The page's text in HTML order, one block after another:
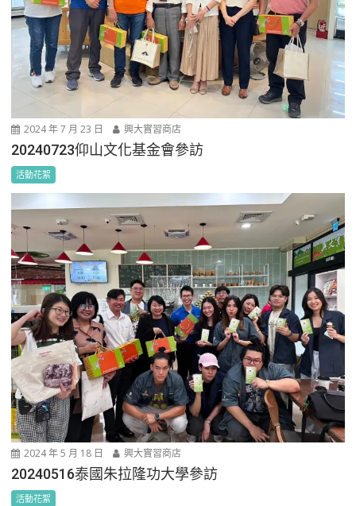
2024 年 7 月 23 日 興大實習商店
20240723仰山文化基金會參訪
活動花絮
2024 年 5 月 18 日 興大實習商店
20240516泰國朱拉隆功大學參訪
活動花絮